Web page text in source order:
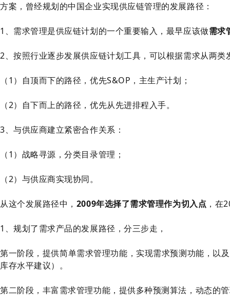
方案，曾经规划的中国企业实现供应链管理的发展路径：
1、需求管理是供应链计划的一个重要输入，最早应该做需求
2、按照行业逐步发展供应链计划工具，可以根据需求从两类
（1）自顶而下的路径，优先S&OP，主生产计划；
（2）自下而上的路径，优先从先进排程入手。
3、与供应商建立紧密合作关系：
（1）战略寻源，分类目录管理；
（2）与供应商实现协同。
从这个发展路径中， 2009年选择了需求管理作为切入点 ，在
1、规划了需求产品的发展路径，分三步走，
第一阶段，提供简单需求管理功能，实现需求预测功能，以
库存水平建议）。
第二阶段，丰富需求管理功能，提供多种预测算法，动态的